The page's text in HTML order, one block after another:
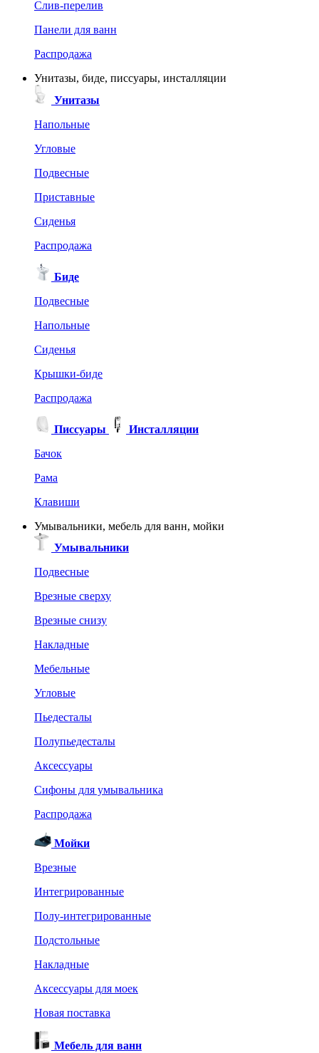
Слив-перелив
Панели для ванн
Распродажа
Унитазы, биде, писсуары, инсталляции
Унитазы
Напольные
Угловые
Подвесные
Приставные
Сиденья
Распродажа
Биде
Подвесные
Напольные
Сиденья
Крышки-биде
Распродажа
Писсуары
Инсталляции
Бачок
Рама
Клавиши
Умывальники, мебель для ванн, мойки
Умывальники
Подвесные
Врезные сверху
Врезные снизу
Накладные
Мебельные
Угловые
Пьедесталы
Полупьедесталы
Аксессуары
Сифоны для умывальника
Распродажа
Мойки
Врезные
Интегрированные
Полу-интегрированные
Подстольные
Накладные
Аксессуары для моек
Новая поставка
Мебель для ванн